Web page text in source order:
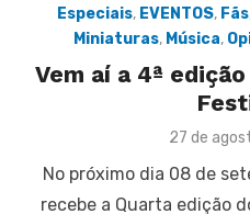
Especiais, EVENTOS, Fãs
Miniaturas, Música,
Vem aí a 4ª
Posted
27 de
No próximo dia 08 de
recebe a Quarta edição